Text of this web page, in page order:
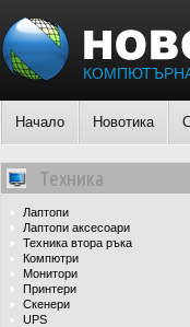
Начало Новотика
Техника
Лаптопи
Лаптопи аксесоари
Техника втора ръка
Компютри
Монитори
Принтери
Скенери
UPS